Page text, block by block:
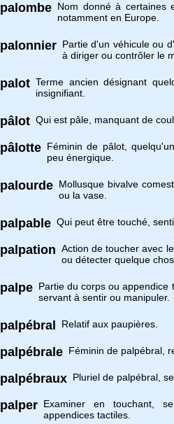
palombe Nom donné à certaines
notamment en Europe.
palonnier Partie d'un véhicule ou
à diriger ou contrôler le
palot Terme ancien désignant
insignifiant.
pâlot Qui est pâle, manquant de
pâlotte Féminin de pâlot,
peu énergique.
palourde Mollusque bivalve
ou la vase.
palpable Qui peut être touché,
palpation Action de toucher avec
ou détecter quelque
palpe Partie du corps ou appendice
servant à sentir ou manipuler.
palpébral Relatif aux paupières.
palpébrale Féminin de palpébral,
palpébraux Pluriel de palpébral,
palper Examiner en touchant,
appendices tactiles.